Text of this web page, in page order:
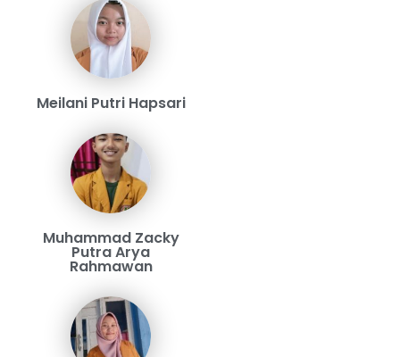
Meilani Putri Hapsari
Muhammad Zacky
Putra Arya
Rahmawan